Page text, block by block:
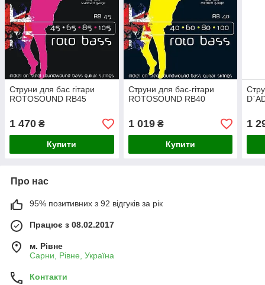
Струни для бас гітари
ROTOSOUND RB45
1 470 ₴
Купити
Струни для бас-гітари
ROTOSOUND RB40
1 019₴
Купити
1
Про нас
95% позитивних з 92 відгуків за рік
Працює з 08.02.2017
м. Рівне
Сарни, Рівне, Україна
Контакти